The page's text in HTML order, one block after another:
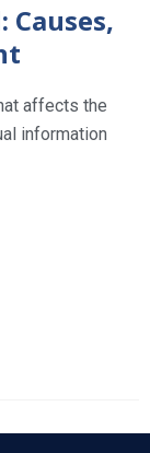
affects the
information